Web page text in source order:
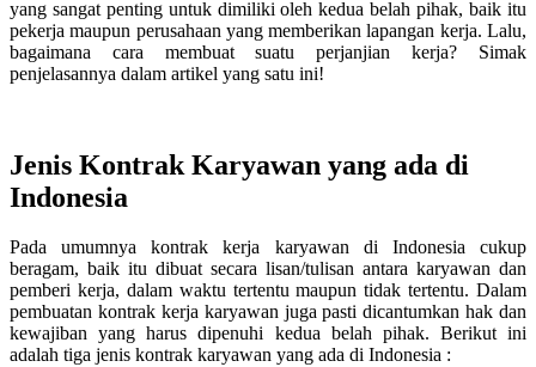
yang sangat penting untuk dimiliki oleh kedua belah pihak, baik itu
pekerja maupun perusahaan yang memberikan lapangan kerja. Lalu,
bagaimana cara membuat suatu perjanjian kerja? Simak
penjelasannya dalam artikel yang satu ini!
Jenis Kontrak Karyawan yang ada di
Indonesia
Pada umumnya kontrak kerja karyawan di Indonesia cukup
beragam, baik itu dibuat secara lisan/tulisan antara karyawan dan
pemberi kerja, dalam waktu tertentu maupun tidak tertentu. Dalam
pembuatan kontrak kerja karyawan juga pasti dicantumkan hak dan
kewajiban yang harus dipenuhi kedua belah pihak. Berikut ini
adalah tiga jenis kontrak karyawan yang ada di Indonesia :